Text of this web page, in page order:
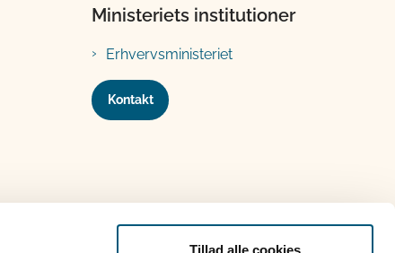
Tillad alle cookies
Ministeriets institutioner
Erhvervsministeriet
Kontakt